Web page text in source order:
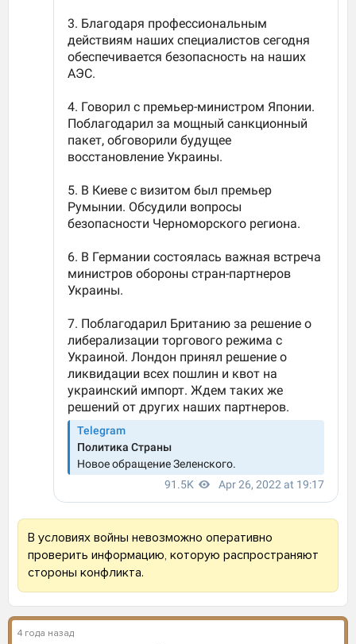
В условиях войны невозможно оперативно
проверить информацию, которую распространяют
стороны конфликта.
4 года назад